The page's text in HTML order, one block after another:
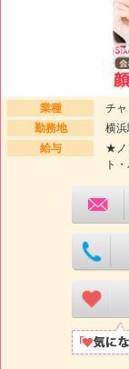
業種
チャ
勤務地
横
給与
★ノ
ト